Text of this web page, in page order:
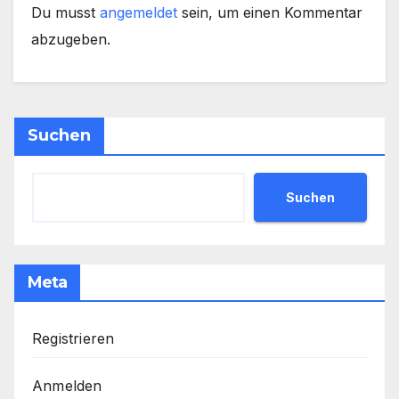
Du musst angemeldet sein, um einen Kommentar
abzugeben.
Suchen
Suchen
Meta
Registrieren
Anmelden